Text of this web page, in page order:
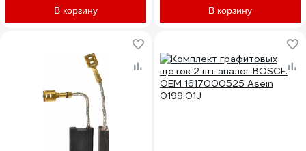
В корзину В корзину